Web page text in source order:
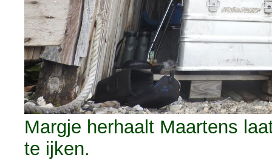
Margje herhaalt Maartens
te ijken.